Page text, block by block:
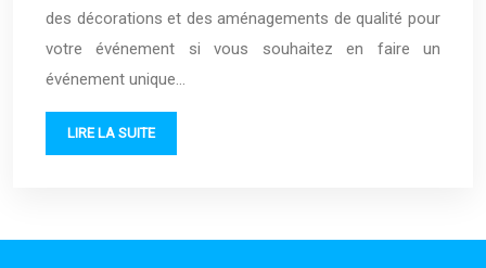
des décorations et des aménagements de qualité pour
votre événement si vous souhaitez en faire un
événement unique…
LIRE LA SUITE